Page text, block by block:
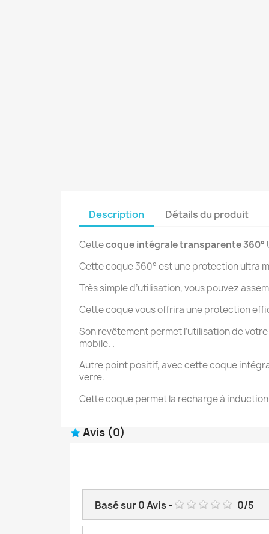
Description Détails du produit
Cettecoque intégrale transparente 360°
Cette coque 360° est une protection ultra
Très simple d’utilisation, vous pouvez
Cette coque vous offrira une protection
Son revêtement permet l’utilisation de
mobile. .
Autre point positif, avec cette coque
verre.
Cette coque permet la recharge à
Avis (0)
Basé sur0Avis- 0/5